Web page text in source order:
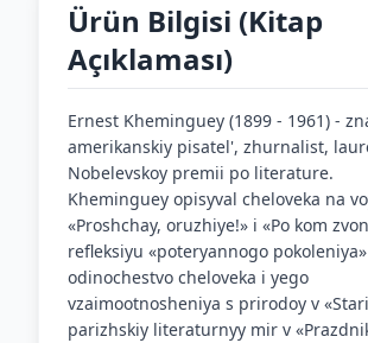
Ürün Bilgisi (Kitap
Açıklaması)
Ernest Kheminguey (1899 - 1961) -
amerikanskiy pisatel', zhurnalist,
Nobelevskoy premii po literature.
Kheminguey opisyval cheloveka na
«Proshchay, oruzhiye!» i «Po kom
refleksiyu «poteryannogo pokoleniya»
odinochestvo cheloveka i yego
vzaimootnosheniya s prirodoy v
parizhskiy literaturnyy mir v